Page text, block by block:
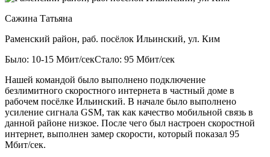
Сажина Татьяна
Раменский район, раб. посёлок Ильинский, ул. Ким
Было: 10-15 Мбит/секСтало: 95 Мбит/сек
Нашей командой было выполнено подключение
безлимитного скоростного интернета в частный доме в
рабочем посёлке Ильинский. В начале было выполнено
усиление сигнала GSM, так как качество мобильной связь в
данной районе низкое. После чего был настроен скоростной
интернет, выполнен замер скорости, который показал 95
Мбит/сек.